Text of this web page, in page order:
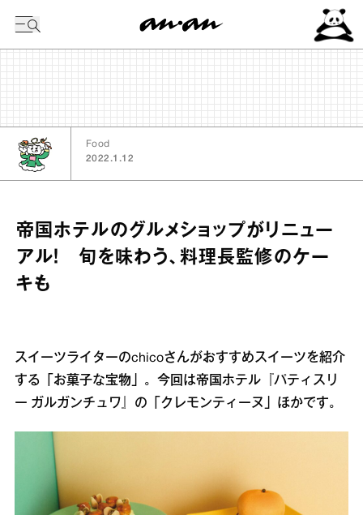
Food
2022.1.12
帝国ホテルのグルメショップがリニュー
アル！ 旬を味わう、料理長監修のケー
キも
スイーツライターのchicoさんがおすすめスイーツを紹介
する「お菓子な宝物」。今回は帝国ホテル『パティスリ
ー ガルガンチュワ』の「クレモンティーヌ」ほかです。